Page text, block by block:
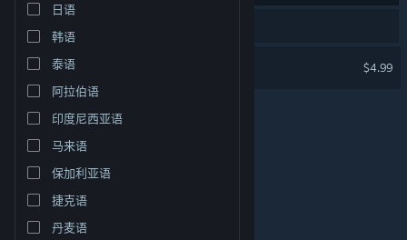
更改语言
获取 Steam 手机应用
查看桌面版网站
日语
韩语
泰语
阿拉伯语
印度尼西亚语
马来语
保加利亚语
捷克语
丹麦语
1 个匹配的搜索结果。
$4.99